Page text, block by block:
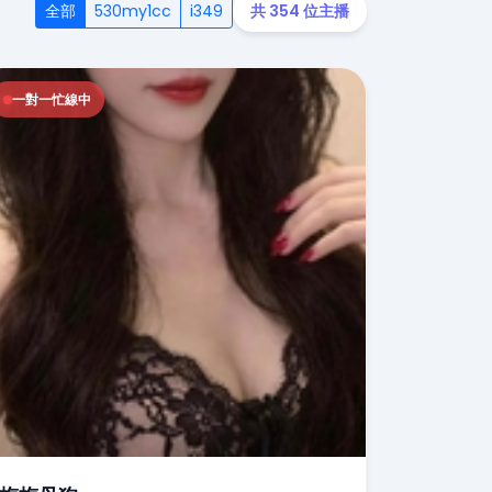
全部 530my1cc i349 共 354 位主播
一對一忙線中